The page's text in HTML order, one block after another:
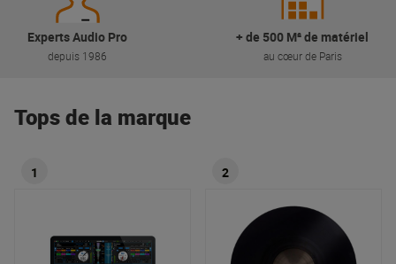
Experts Audio Pro
depuis 1986
+ de 500 M² de matériel
au cœur de Paris
Tops de la marque
1 2